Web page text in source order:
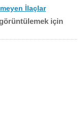
İlaçlar
için